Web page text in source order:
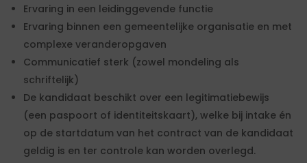
Ervaring in een leidinggevende functie
Ervaring binnen een gemeentelijke organisatie en met
complexe veranderopgaven
Communicatief sterk (zowel mondeling als
schriftelijk)
De kandidaat beschikt over een legitimatiebewijs
(een paspoort of identiteitskaart), welke bij intake én
op de startdatum van het contract van de kandidaat
geldig is en ter controle kan worden overlegd.